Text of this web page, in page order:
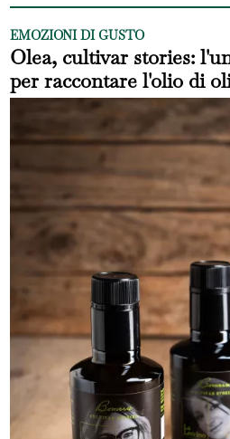
EMOZIONI DI GUSTO
Olea, cultivar stories:
per raccontare l'olio di